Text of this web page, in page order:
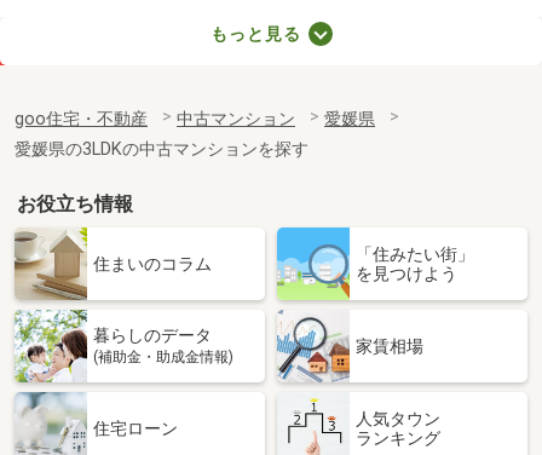
専有面積 68.44m²
間取り
2SLDK
愛媛県松山市道後湯之町
価 格
1,780万円
愛媛県松山市道後湯之町
専有面積 64.4m²
間取り
愛媛県松山市松前町２丁目
3,590万円
もっと見る
goo住宅・不動産 中古マンション
愛媛県
愛媛県の3LDKの中古マンションを探す
お役立ち情報
住まいのコラム
「住みたい街」
を見つけよう
暮らしのデータ
(補助金・助成金情報)
家賃相場
住宅ローン
人気タウン
ランキング